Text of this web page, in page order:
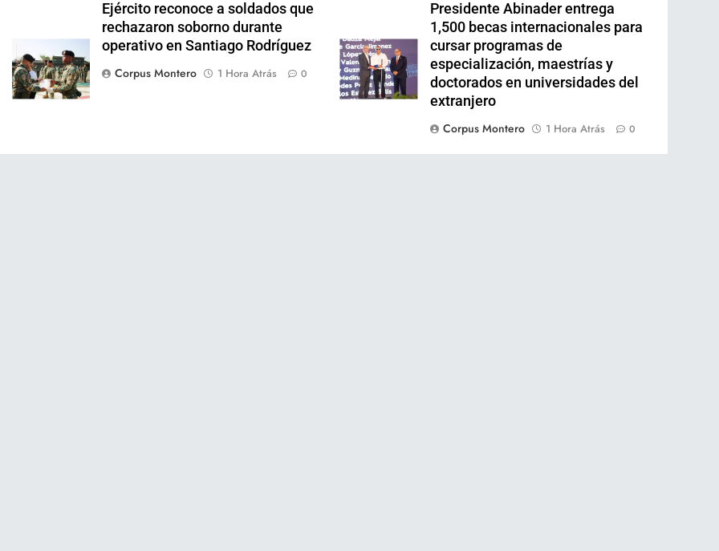
Ejército reconoce a soldados que
rechazaron soborno durante
operativo en Santiago Rodríguez
Corpus Montero
1 Hora Atrás 0
Presidente Abinader entrega
1,500 becas internacionales para
cursar programas de
especialización, maestrías y
doctorados en universidades del
extranjero
Corpus Montero
1 Hora Atrás 0